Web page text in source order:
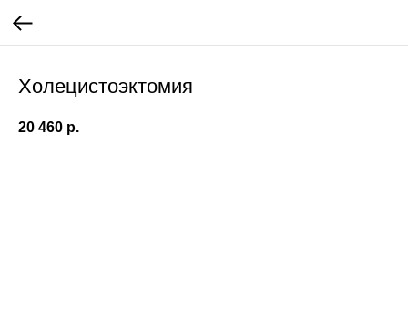
Холецистоэктомия
20 460 р.